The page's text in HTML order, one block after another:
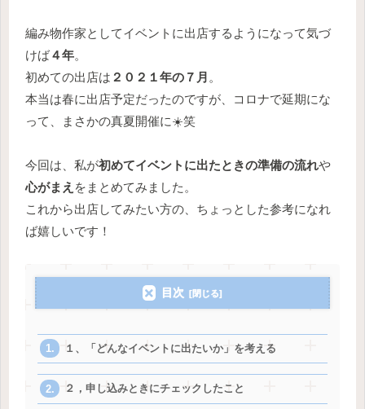
編み物作家としてイベントに出店するようになって気づ
けば４年。
初めての出店は ２０２１年の７月 。
本当は春に出店予定だったのですが、コロナで延期にな
って、まさかの真夏開催に☀️笑
今回は、私が初めてイベントに出たときの準備の流れや
心がまえ をまとめてみました。
これから出店してみたい方の、ちょっとした参考になれ
ば嬉しいです！
目次
１、「どんなイベントに出たいか」を考える
２，申し込みときにチェックしたこと